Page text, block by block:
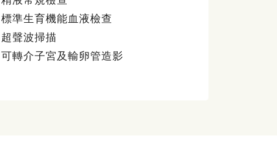
標準生育機能血液檢查
超聲波掃描
可轉介子宮及輸卵管造影